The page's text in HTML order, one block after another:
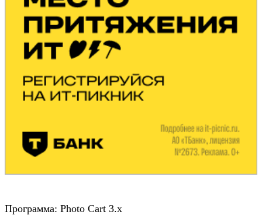
Программа: Photo Cart 3.x